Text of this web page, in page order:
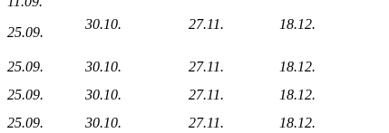
25.09.
30.10. 27.11. 18.12.
25.09. 30.10. 27.11.
18.12.
25.09. 30.10. 27.11.
18.12.
25.09. 30.10. 27.11.
18.12.